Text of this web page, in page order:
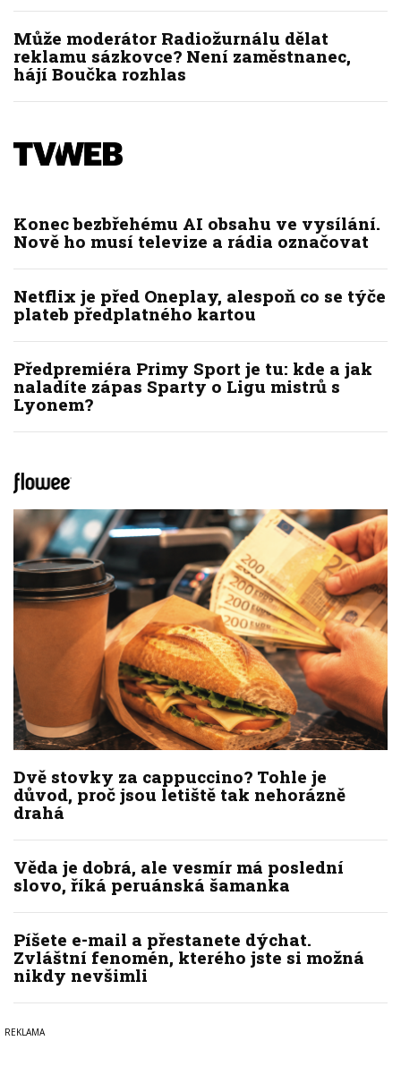
Může moderátor Radiožurnálu dělat
reklamu sázkovce? Není zaměstnanec,
hájí Boučka rozhlas
Konec bezbřehému AI obsahu ve vysílání.
Nově ho musí televize a rádia označovat
Netflix je před Oneplay, alespoň co se týče
plateb předplatného kartou
Předpremiéra Primy Sport je tu: kde a jak
naladíte zápas Sparty o Ligu mistrů s
Lyonem?
Dvě stovky za cappuccino? Tohle je
důvod, proč jsou letiště tak nehorázně
drahá
Věda je dobrá, ale vesmír má poslední
slovo, říká peruánská šamanka
Píšete e-mail a přestanete dýchat.
Zvláštní fenomén, kterého jste si možná
nikdy nevšimli